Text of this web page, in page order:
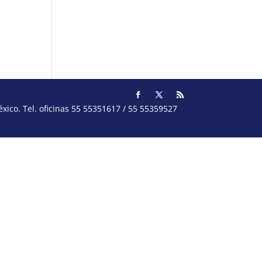
Tel. oficinas 55 55351617 / 55 55359527